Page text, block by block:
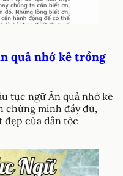
quả nhớ kẻ trồng
tục ngữ Ăn quả nhớ kẻ
chứng minh đầy đủ,
đẹp của dân tộc